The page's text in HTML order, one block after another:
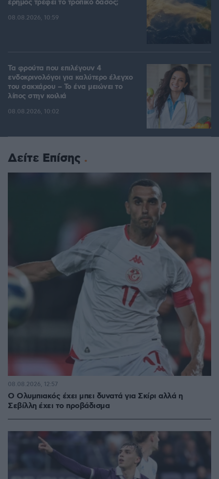
έρημος τρέφει το τροπικό δάσος;
08.08.2026, 10:59
Τα φρούτα που επιλέγουν 4
ενδοκρινολόγοι για καλύτερο έλεγχο
του σακχάρου – Το ένα μειώνει το
λίπος στην κοιλιά
08.08.2026, 10:02
Δείτε Επίσης
Ο Ολυμπιακός έχει μπει δυνατά για Σκίρι αλλά η
Σεβίλλη έχει το προβάδισμα
08.08.2026, 12:57